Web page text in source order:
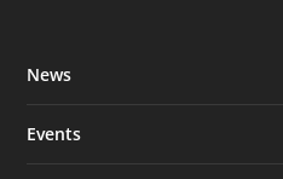
News
Events